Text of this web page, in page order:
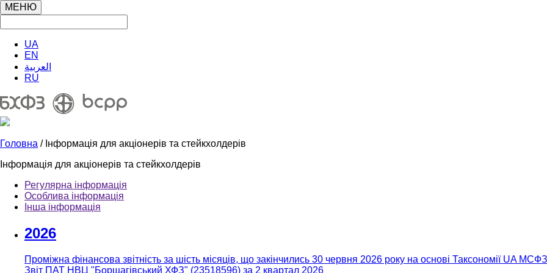
МЕНЮ
UA
EN
العربية
RU
Головна / Інформація для акціонерів та стейкхолдерів
Інформація для акціонерів та стейкхолдерів
Регулярна інформація
Особлива інформація
Інша інформація
2026
Проміжна фінансова звітність за шість місяців, що закінчились 30 червня 2026 року на основі Таксономії UA
Звіт ПАТ НВЦ "Борщагiвський ХФЗ" (23518596) за 2 квартал 2026